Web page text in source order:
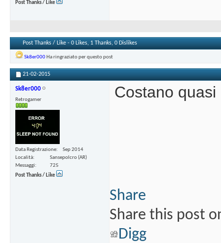
Post Thanks / Like
Post Thanks / Like - 0 Likes, 1 Thanks, 0 Dislikes
Sk8er000Ha ringraziato per questo post
21-02-2015
Sk8er000
Retrogamer
Data Registrazione
Sep 2014
Località
Sansepolcro (AR)
Messaggi
725
Post Thanks / Like
Costano
Share
Share this post
Digg